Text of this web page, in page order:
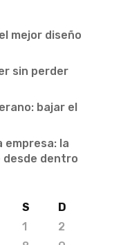
mejor diseño
sin perder
bajar el
empresa: la
desde dentro
S
D
1
2